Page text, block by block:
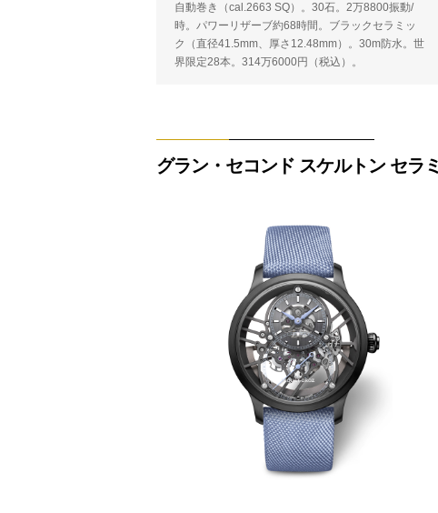
自動巻き（cal.2663 SQ）。30石。2万8800振動/
時。パワーリザーブ約68時間。ブラックセラミッ
ク（直径41.5mm、厚さ12.48mm）。30m防水。世
界限定28本。314万6000円（税込）。
グラン・セコンド スケルトン セラ